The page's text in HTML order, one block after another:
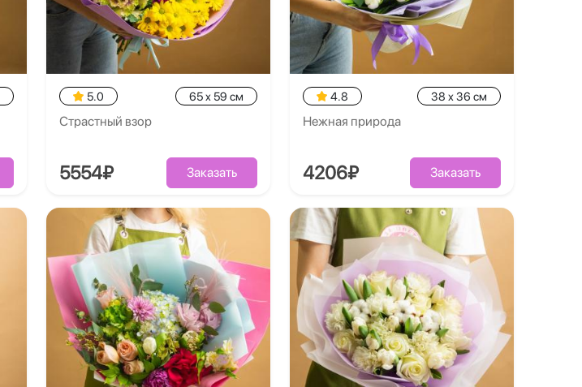
5.0 65 x 59 см
Страстный взор
5554₽ Заказать
4.8 38 x 36 см
Нежная природа
4206₽ Заказать